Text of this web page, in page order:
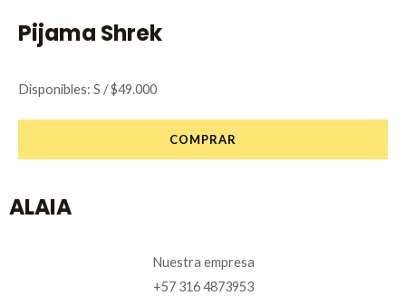
Pijama Shrek
Disponibles: S / $49.000
COMPRAR
ALAIA
Nuestra empresa
+57 316 4873953